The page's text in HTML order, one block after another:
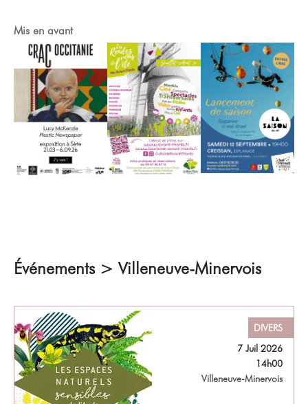
Mis en avant
Événements > Villeneuve-Minervois
DIVERS
7 Juil 2026
14h00
Villeneuve-Minervois